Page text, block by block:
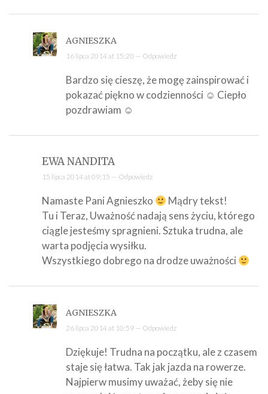
AGNIESZKA
16 lipca 2014 at 15:20 — Odpowiedz
Bardzo się cieszę, że mogę zainspirować i
pokazać piękno w codzienności ☺ Ciepło
pozdrawiam ☺
EWA NANDITA
15 lipca 2014 at 09:15 — Odpowiedz
Namaste Pani Agnieszko
Mądry tekst!
Tu i Teraz, Uważność nadają sens życiu, którego
ciągle jesteśmy spragnieni. Sztuka trudna, ale
warta podjęcia wysiłku.
Wszystkiego dobrego na drodze uważności
AGNIESZKA
26 lipca 2014 at 10:59 — Odpowiedz
Dziękuje! Trudna na początku, ale z czasem
staje się łatwa. Tak jak jazda na rowerze.
Najpierw musimy uważać, żeby się nie